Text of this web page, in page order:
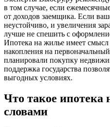
в том случае, если
от доходов заемщика. Если
неустойчиво, и увеличения
лучше не спешить с
Ипотека на жилье имеет смысл
накопления на
планировали покупку
поддержка государства
выгодных условиях.
Что такое
словами